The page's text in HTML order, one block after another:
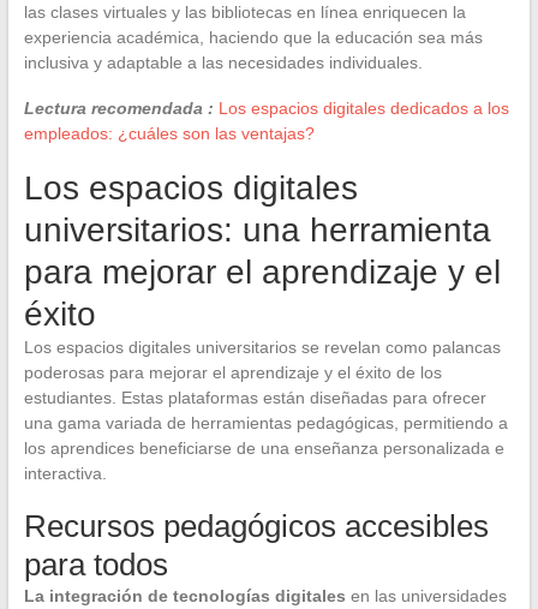
las clases virtuales y las bibliotecas en línea enriquecen la
experiencia académica, haciendo que la educación sea más
inclusiva y adaptable a las necesidades individuales.
Lectura recomendada : Los espacios digitales dedicados a los
empleados: ¿cuáles son las ventajas?
Los espacios digitales
universitarios: una herramienta
para mejorar el aprendizaje y el
éxito
Los espacios digitales universitarios se revelan como palancas
poderosas para mejorar el aprendizaje y el éxito de los
estudiantes. Estas plataformas están diseñadas para ofrecer
una gama variada de herramientas pedagógicas, permitiendo a
los aprendices beneficiarse de una enseñanza personalizada e
interactiva.
Recursos pedagógicos accesibles
para todos
La integración de tecnologías digitales en las universidades